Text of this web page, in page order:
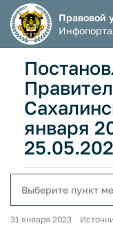
Правовой
января
Выберите пункт
31 января 2023